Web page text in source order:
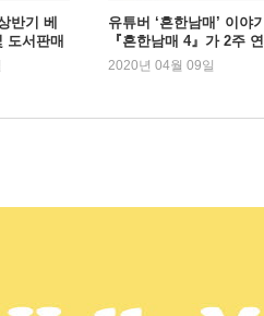
전략ㅣ마코폴로스의 사기꾼 색
절: 상상하기 어려운 가능성과 그
년ㅣ우리 모두의 샌더스키ㅣ확
기: 행복할 때 웃는 사람들
반기 베
도서판매
유튜버 ‘흔한남매’ 이야
『흔한남매 4』가 2주
1위
2020년 04월 09일